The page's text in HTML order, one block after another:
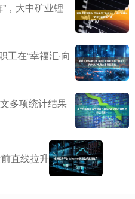
，大中矿业锂
在“幸福汇·向
多项统计结果
直线拉升